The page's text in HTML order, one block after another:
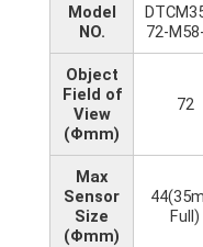
Model
NO.
72-
Object
Field of
View
(Φmm)
72
Max
Sensor
Size
(Φmm)
Full)